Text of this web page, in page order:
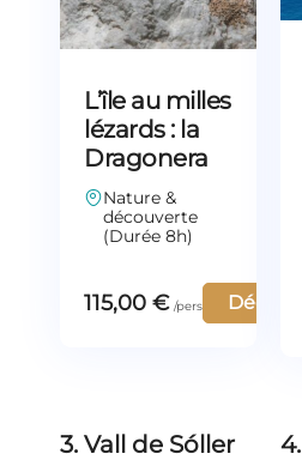
L’île au milles
lézards : la
Dragonera
Nature &
découverte
(Durée 8h)
115,00 €
3. Vall de Sóller